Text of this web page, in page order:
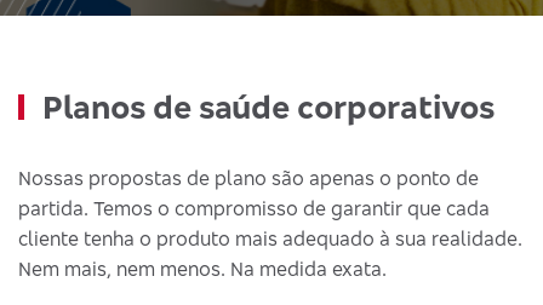
Planos de saúde corporativos
Nossas propostas de plano são apenas o ponto de
partida. Temos o compromisso de garantir que cada
cliente tenha o produto mais adequado à sua realidade.
Nem mais, nem menos. Na medida exata.